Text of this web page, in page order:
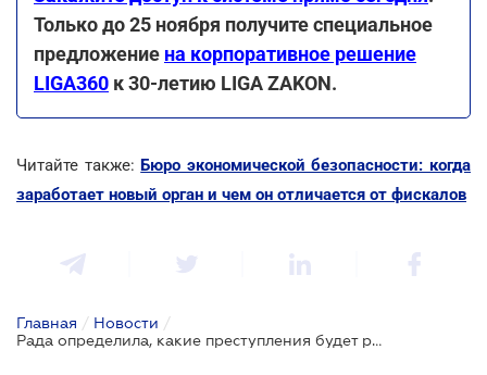
Только до 25 ноября получите специальное
предложение на корпоративное решение
LIGA360 к 30-летию LIGA ZAKON.
Читайте также:Бюро экономической безопасности: когда
заработает новый орган и чем он отличается от фискалов
Главная / Новости /
Рада определила, какие преступления будет расследовать БЭБ, и повысила штрафы за уклонение от уплаты налогов